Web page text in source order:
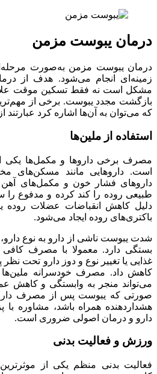
درمان یبوست مزمن
درمان یبوست مزمن به‌صورت
زمینه‌ای انجام می‌شود. هدف از
مشکل است نه فقط تسکین موقت
بازگشت مجدد یبوست. برخی از
که می‌توان به آن‌ها اشاره کرد عبارتند
استفاده از ملین‌ها
مصرف برخی داروها و مکمل‌ها یکی
است. داروهایی مانند مسکن‌های
داروهای فشار خون و مکمل‌های آهن
طبیعی روده را کند کرده و مدفوع را
دلیل کاهش انقباضات عضلات روده
باکتری‌های روده ایجاد می‌شود.
شدت یبوست ناشی از دارو به نوع
بستگی دارد. معمولا با مصرف کافی
غذایی یا تغییر نوع و دوز دارو تحت
کاهش داد. مصرف خودسرانه
می‌تواند منجر به وابستگی و کاهش
صورتی که یبوست پس از مصرف
هشداردهنده همراه باشد، مشاوره
دارو و درمان اصولی ضروری است.
ورزش و فعالیت بدنی
فعالیت بدنی منظم یکی از